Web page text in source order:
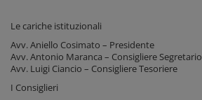
Le cariche istituzionali
Avv. Aniello Cosimato – Presidente
Avv. Antonio Maranca – Consigliere Segretario
Avv. Luigi Ciancio – Consigliere Tesoriere
I Consiglieri